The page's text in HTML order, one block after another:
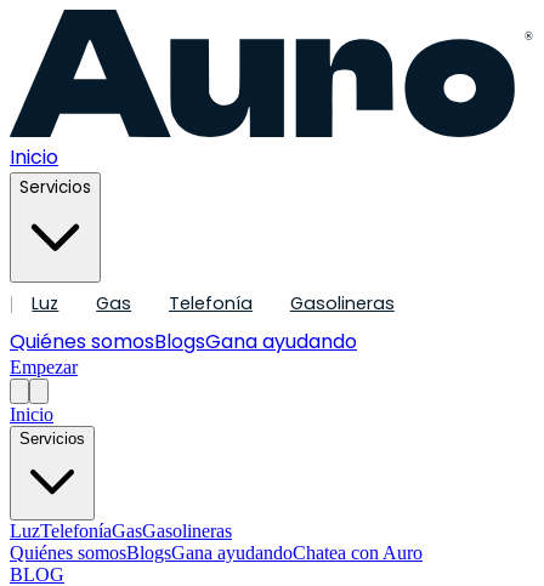
®
Inicio
Servicios
| Luz Gas Telefonía Gasolineras
Quiénes somosBlogsGana ayudando
Empezar
Inicio
Servicios
LuzTelefoníaGasGasolineras
Quiénes somosBlogsGana ayudandoChatea con Auro
BLOG